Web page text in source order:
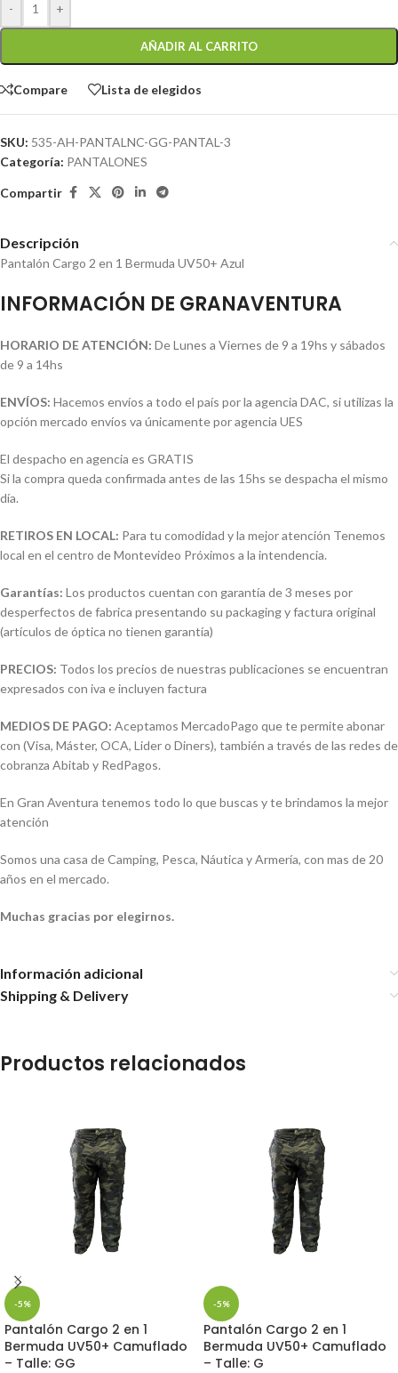
- +
AÑADIR AL CARRITO
Compare Lista de elegidos
SKU: 535-AH-PANTALNC-GG-PANTAL-3
Categoría: PANTALONES
Compartir
Descripción
Pantalón Cargo 2 en 1 Bermuda UV50+ Azul
INFORMACIÓN DE GRANAVENTURA
HORARIO DE ATENCIÓN: De Lunes a Viernes de 9 a 19hs y sábados
de 9 a 14hs
ENVÍOS: Hacemos envíos a todo el país por la agencia DAC, si utilizas la
opción mercado envíos va únicamente por agencia UES
El despacho en agencia es GRATIS
Si la compra queda confirmada antes de las 15hs se despacha el mismo
día.
RETIROS EN LOCAL: Para tu comodidad y la mejor atención Tenemos
local en el centro de Montevideo Próximos a la intendencia.
Garantías: Los productos cuentan con garantía de 3 meses por
desperfectos de fabrica presentando su packaging y factura original
(artículos de óptica no tienen garantía)
PRECIOS: Todos los precios de nuestras publicaciones se encuentran
expresados con iva e incluyen factura
MEDIOS DE PAGO: Aceptamos MercadoPago que te permite abonar
con (Visa, Máster, OCA, Lider o Diners), también a través de las redes de
cobranza Abitab y RedPagos.
En Gran Aventura tenemos todo lo que buscas y te brindamos la mejor
atención
Somos una casa de Camping, Pesca, Náutica y Armería, con mas de 20
años en el mercado.
Muchas gracias por elegirnos.
Información adicional
Shipping & Delivery
Productos relacionados
-5%
Pantalón Cargo 2 en 1
Bermuda UV50+ Camuflado
– Talle: GG
-5%
Pantalón Cargo 2 en 1
Bermuda UV50+ Camuflado
– Talle: G